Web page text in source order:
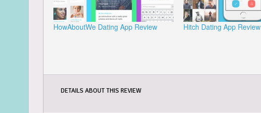
HowAboutWe Dating App Review Hitch Dating App Review
DETAILS ABOUT THIS REVIEW